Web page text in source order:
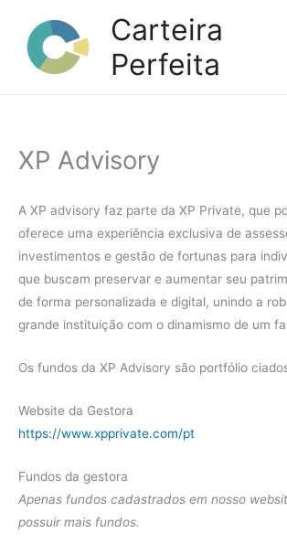
conteúdo
Carteira
Perfeita
XP Advisory
A XP advisory faz parte da XP Private, que
oferece uma experiência exclusiva de
investimentos e gestão de fortunas para
que buscam preservar e aumentar seu
de forma personalizada e digital, unindo a
grande instituição com o dinamismo de um
Os fundos da XP Advisory são portfólio
Website da Gestora
https://www.xpprivate.com/pt
Fundos da gestora
Apenas fundos cadastrados em nosso
possuir mais fundos.